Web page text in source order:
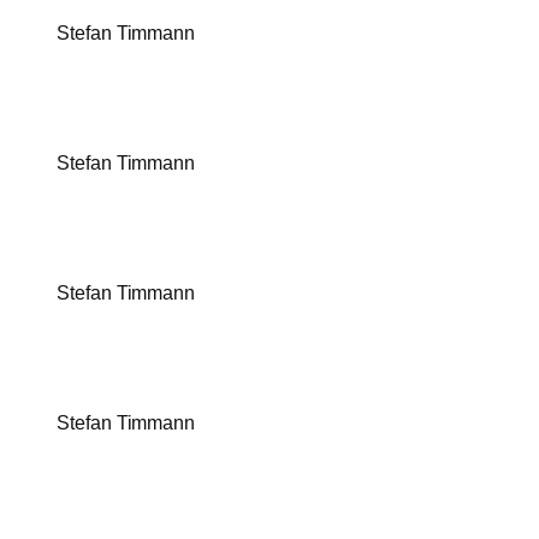
Stefan Timmann
Stefan Timmann
Stefan Timmann
Stefan Timmann